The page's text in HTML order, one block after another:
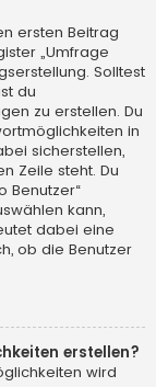
ersten Beitrag
„Umfrage
Solltest
du
zu erstellen. Du
in
sicherstellen,
Zeile steht. Du
Benutzer“
kann,
dabei eine
ob die Benutzer
erstellen?
wird